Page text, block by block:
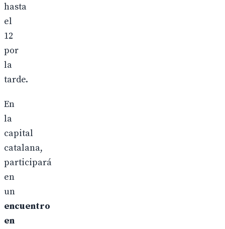
hasta
el
12
por
la
tarde.
En
la
capital
catalana,
participará
en
un
encuentro
en